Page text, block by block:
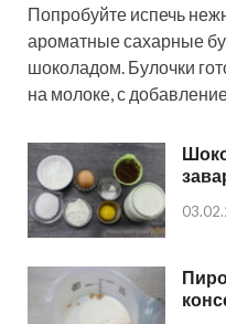
Попробуйте испечь
ароматные сахарные
шоколадом. Булочки
на молоке, с